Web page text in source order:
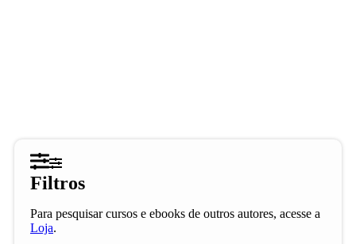
Filtros
Para pesquisar cursos e ebooks de outros autores, acesse a
Loja.